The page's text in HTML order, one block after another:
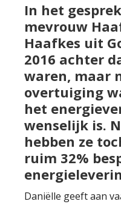
In het
mevrouw
Haafkes uit
2016 achter
waren, maar
overtuiging
het
wenselijk is.
hebben ze
ruim 32%
Daniëlle geeft aan